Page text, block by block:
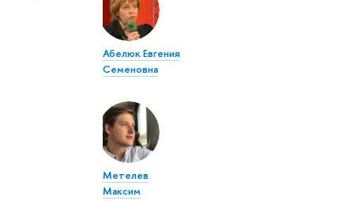
Абелюк Евгения
Семеновна
Метелев
Максим